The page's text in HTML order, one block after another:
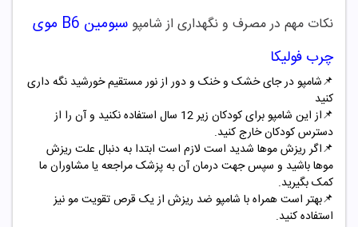
نکات مهم در مصرف و نگهداری از شامپو
سبومین B6 موی
چرب فولیکا
📌شامپو در جای خشک و خنک و دور از نور مستقیم خورشید نگه داری
کنید
📌از این شامپو برای کودکان زیر 12 سال استفاده نکنید و آن را از
دسترس کودکان خارج کنید.
📌اگر ریزش موها شدید است لازم است ابتدا به دنبال علت ریزش
موها باشید و سپس جهت درمان آن به پزشک مراجعه یا مشاوران ما
کمک بگیرید.
📌بهتر است همراه با شامپو ضد ریزش از یک قرص تقویت مو نیز
استفاده کنید.